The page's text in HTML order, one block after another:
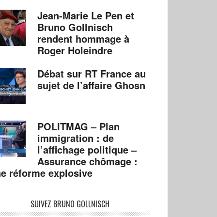
Jean-Marie Le Pen et
Bruno Gollnisch
rendent hommage à
Roger Holeindre
Débat sur RT France au
sujet de l’affaire Ghosn
POLITMAG – Plan
immigration : de
l’affichage politique –
Assurance chômage :
réforme explosive
SUIVEZ BRUNO GOLLNISCH